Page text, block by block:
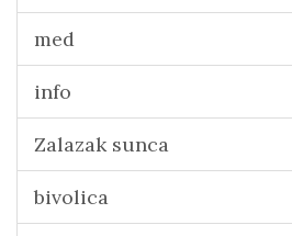
med
info
Zalazak sunca
bivolica